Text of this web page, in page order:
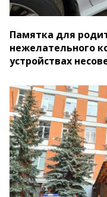
Памятка для
нежелательного
устройствах